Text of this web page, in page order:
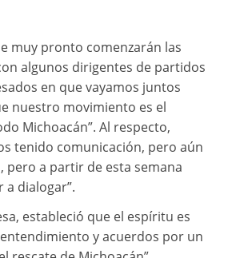
muy pronto comenzarán las
algunos dirigentes de partidos
en que vayamos juntos
nuestro movimiento es el
Michoacán”. Al respecto,
tenido comunicación, pero aún
pero a partir de esta semana
a dialogar”.
estableció que el espíritu es
y acuerdos por un